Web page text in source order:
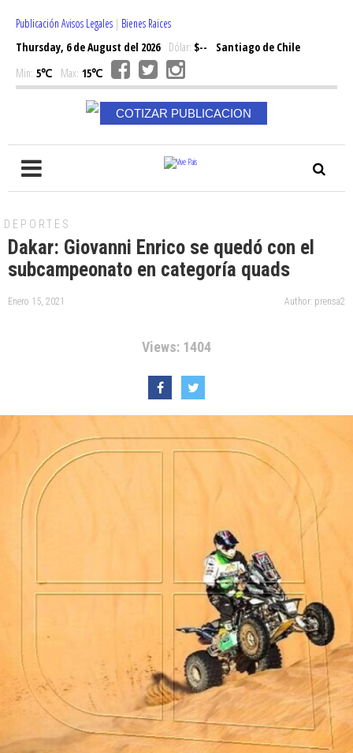
Publicación Avisos Legales | Bienes Raices
Thursday, 6 de August del 2026Dólar: $--
Santiago de Chile
Min: 5℃ Max: 15℃
COTIZAR PUBLICACION
DEPORTES
Dakar: Giovanni Enrico se quedó con el
subcampeonato en categoría quads
Enero 15, 2021 Author: prensa2
Views: 1404